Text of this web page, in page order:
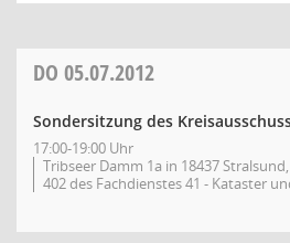
DO 05.07.2012
Sondersitzung des
17:00-19:00 Uhr
Tribseer Damm 1a in 18437
402 des Fachdienstes 41 - Kataster